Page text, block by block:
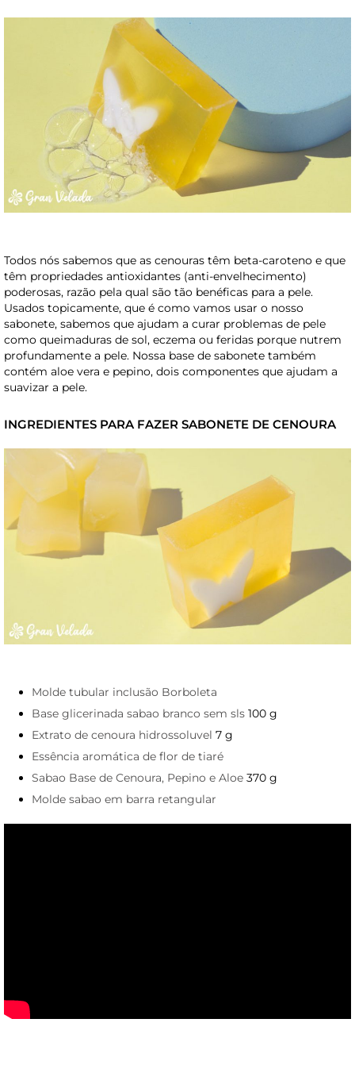
Todos nós sabemos que as cenouras têm beta-caroteno e que
têm propriedades antioxidantes (anti-envelhecimento)
poderosas, razão pela qual são tão benéficas para a pele.
Usados ​​topicamente, que é como vamos usar o nosso
sabonete, sabemos que ajudam a curar problemas de pele
como queimaduras de sol, eczema ou feridas porque nutrem
profundamente a pele. Nossa base de sabonete também
contém aloe vera e pepino, dois componentes que ajudam a
suavizar a pele.
INGREDIENTES PARA FAZER SABONETE DE CENOURA
Molde tubular inclusão Borboleta
Base glicerinada sabao branco sem sls 100 g
Extrato de cenoura hidrossoluvel 7 g
Essência aromática de flor de tiaré
Sabao Base de Cenoura, Pepino e Aloe 370 g
Molde sabao em barra retangular